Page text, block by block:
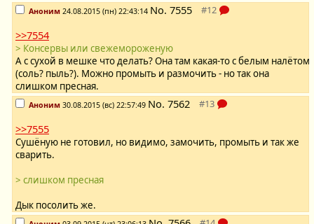
Аноним 24.08.2015 (пн) 22:43:14 No. 7555
>>7554
> Консервы или свежемороженую
А с сухой в мешке что делать? Она там какая-то с белым налётом
(соль? пыль?). Можно промыть и размочить - но так она
слишком пресная.
Аноним 30.08.2015 (вс) 22:57:49 No. 7562
>>7555
Сушёную не готовил, но видимо, замочить, промыть и так же
сварить.
> слишком пресная
Дык посолить же.